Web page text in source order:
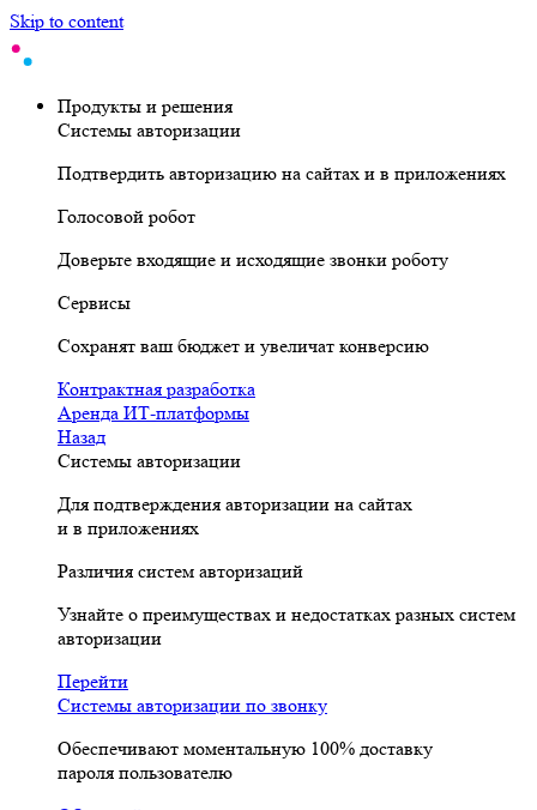
Skip to content
Продукты и решения
Системы авторизации
Подтвердить авторизацию на сайтах и в приложениях
Голосовой робот
Доверьте входящие и исходящие звонки роботу
Сервисы
Сохранят ваш бюджет и увеличат конверсию
Контрактная разработка
Аренда ИТ-платформы
Назад
Системы авторизации
Для подтверждения авторизации на сайтах
и в приложениях
Различия систем авторизаций
Узнайте о преимуществах и недостатках разных систем
авторизации
Перейти
Системы авторизации по звонку
Обеспечивают моментальную 100% доставку
пароля пользователю